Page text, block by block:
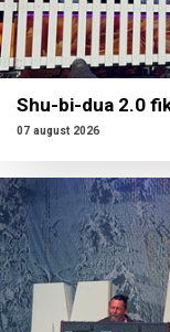
Shu-bi-dua 2.0
07 august 2026